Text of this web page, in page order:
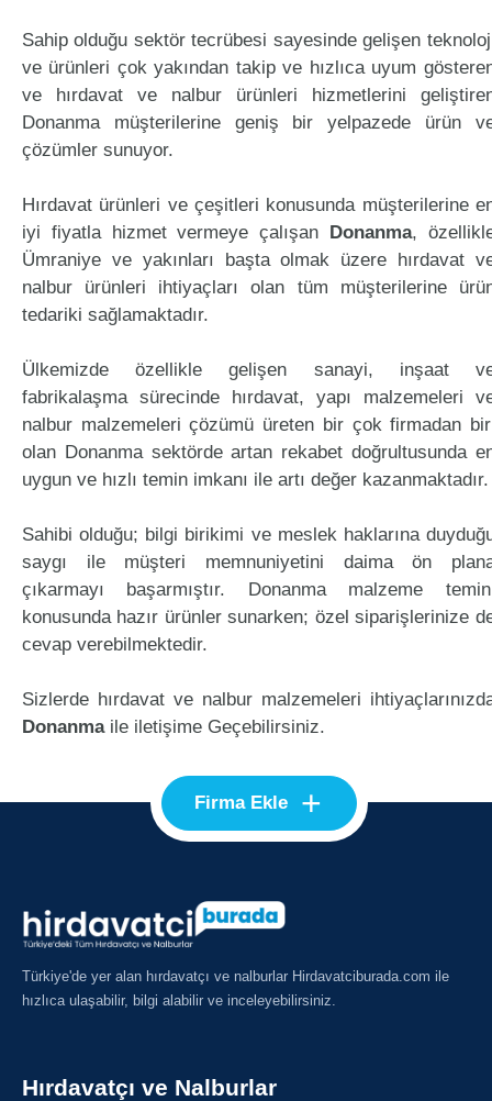
Sahip olduğu sektör tecrübesi sayesinde gelişen
ve ürünleri çok yakından takip ve hızlıca uyum
ve hırdavat ve nalbur ürünleri hizmetlerini
Donanma müşterilerine geniş bir yelpazede ürün
çözümler sunuyor.
Hırdavat ürünleri ve çeşitleri konusunda müşterilerine
iyi fiyatla hizmet vermeye çalışan Donanma,
Ümraniye ve yakınları başta olmak üzere hırdavat
nalbur ürünleri ihtiyaçları olan tüm müşterilerine
tedariki sağlamaktadır.
Ülkemizde özellikle gelişen sanayi, inşaat
fabrikalaşma sürecinde hırdavat, yapı malzemeleri
nalbur malzemeleri çözümü üreten bir çok firmadan
olan Donanma sektörde artan rekabet doğrultusunda
uygun ve hızlı temin imkanı ile artı değer kazanmaktadır.
Sahibi olduğu; bilgi birikimi ve meslek haklarına
saygı ile müşteri memnuniyetini daima ön
çıkarmayı başarmıştır. Donanma malzeme
konusunda hazır ürünler sunarken; özel siparişlerinize
cevap verebilmektedir.
Sizlerde hırdavat ve nalbur malzemeleri
Donanmaile iletişime Geçebilirsiniz.
Firma Ekle +
Türkiye'de yer alan hırdavatçı ve nalburlar Hirdavatciburada.com ile
hızlıca ulaşabilir, bilgi alabilir ve inceleyebilirsiniz.
Hırdavatçı ve Nalburlar